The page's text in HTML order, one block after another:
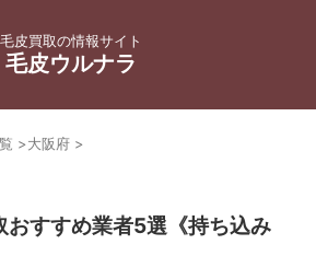
毛皮買取の情報サイト
毛皮ウルナラ
>大阪府 >
おすすめ業者5選《持ち込み